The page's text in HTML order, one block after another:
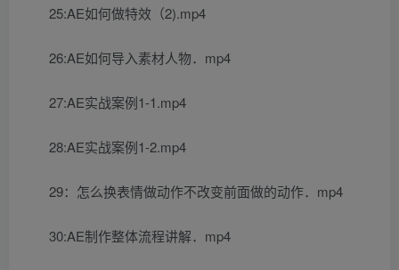
25:AE如何做特效（2).mp4
26:AE如何导入素材人物．mp4
27:AE实战案例1-1.mp4
28:AE实战案例1-2.mp4
29：怎么换表情做动作不改变前面做的动作．mp4
30:AE制作整体流程讲解．mp4